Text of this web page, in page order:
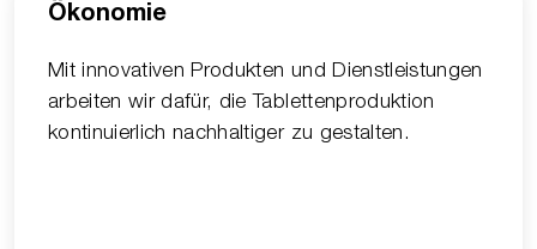
Ökonomie
Mit innovativen Produkten und Dienstleistungen
arbeiten wir dafür, die Tablettenproduktion
kontinuierlich nachhaltiger zu gestalten.